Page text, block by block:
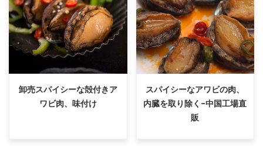
卸売スパイシーな殻付きア
ワビ肉、味付け
スパイシーなアワビの肉、
内臓を取り除く-中国工場直
販